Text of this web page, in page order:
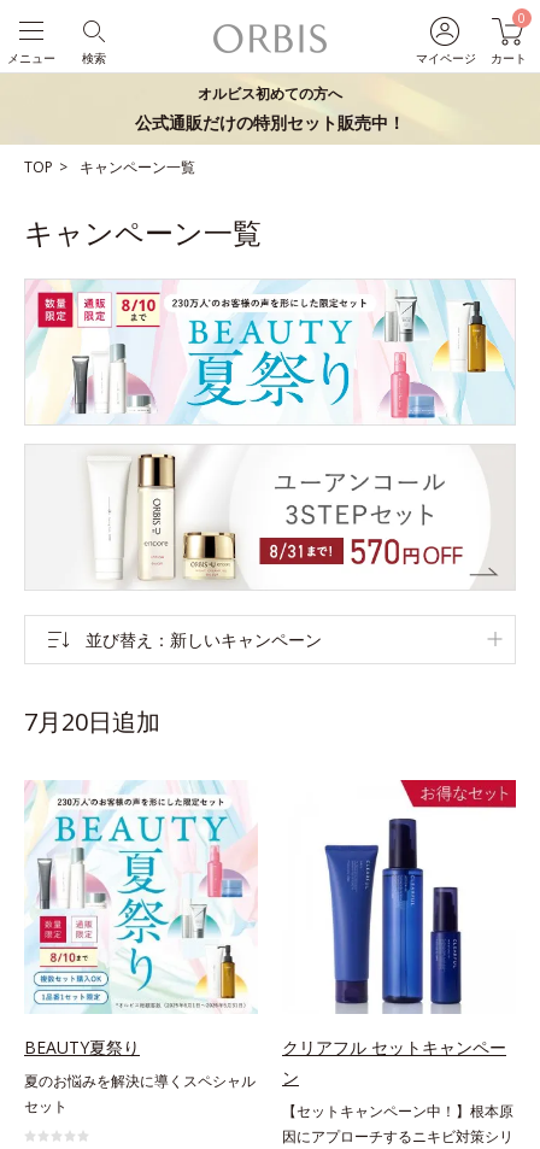
マイページ
0
カート
検索
メニュー
オルビス初めての方へ
公式通販だけの特別セット販売中！
TOP キャンペーン一覧
キャンペーン一覧
並び替え 新しいキャンペーン
7月20日追加
BEAUTY夏祭り
夏のお悩みを解決に導くスペシャル
セット
クリアフル セットキャンペー
ン
【セットキャンペーン中！】根本原
因にアプローチするニキビ対策シリ